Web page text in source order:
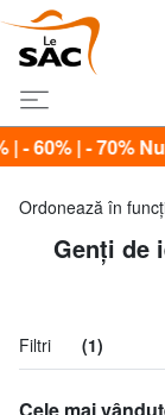
| - 70%
Ordonează în
Genți de
Filtri
(1)
Cele mai